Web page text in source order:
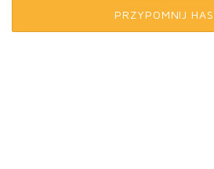
PRZYPOMNIJ